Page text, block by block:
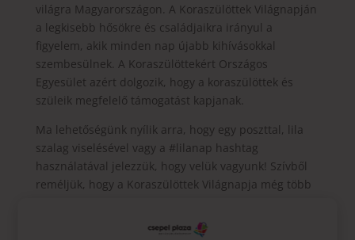
világra Magyarországon. A Koraszülöttek Világnapján
a legkisebb hősökre és családjaikra irányul a
figyelem, akik minden nap újabb kihívásokkal
szembesülnek. A Koraszülöttekért Országos
Egyesület azért dolgozik, hogy a koraszülöttek és
szüleik megfelelő támogatást kapjanak.
Ma lehetőségünk nyílik arra, hogy egy poszttal, lila
szalag viselésével vagy a #lilanap hashtag
használatával jelezzük, hogy velük vagyunk! Szívből
reméljük, hogy a Koraszülöttek Világnapja még több